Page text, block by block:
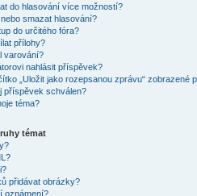
do hlasování více možností?
smazat hlasování?
do určitého fóra?
přílohy?
varování?
nahlásit příspěvek?
„Uložit jako rozepsanou zprávu“ zobrazené
příspěvek schválen?
téma?
témat
přidávat obrázky?
oznámení?